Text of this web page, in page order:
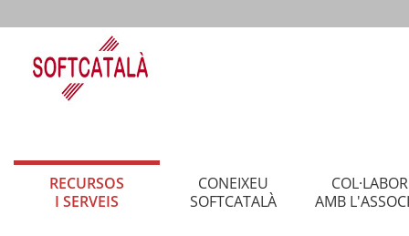
RECURSOS
I SERVEIS
CONEIXEU
SOFTCATALÀ
AMB